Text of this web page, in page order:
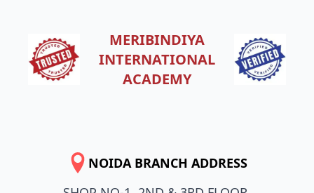
MERIBINDIYA
INTERNATIONAL
ACADEMY
NOIDA BRANCH ADDRESS